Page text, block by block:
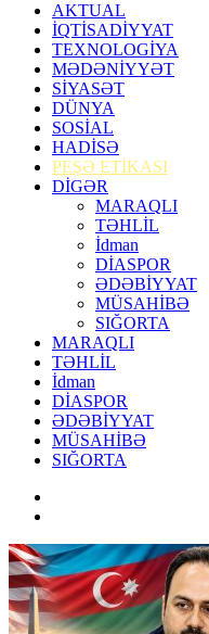
AKTUAL
İQTİSADİYYAT
TEXNOLOGİYA
MƏDƏNİYYƏT
SİYASƏT
DÜNYA
SOSİAL
HADİSƏ
PEŞƏ ETİKASI
DİGƏR
MARAQLI
TƏHLİL
İdman
DİASPOR
ƏDƏBİYYAT
MÜSAHİBƏ
SIĞORTA
MARAQLI
TƏHLİL
İdman
DİASPOR
ƏDƏBİYYAT
MÜSAHİBƏ
SIĞORTA